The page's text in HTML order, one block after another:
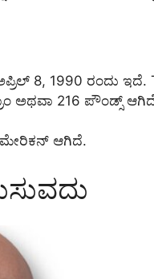
8, 1990 ರಂದು ಇದೆ.
ಅಥವಾ 216 ಪೌಂಡ್ಸ್
ಆಗಿದೆ.